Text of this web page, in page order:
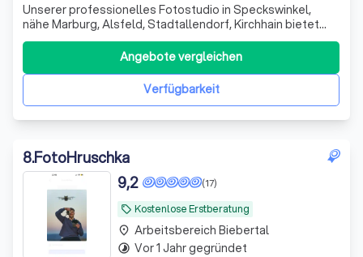
Unserer professionelles Fotostudio in Speckswinkel,
nähe Marburg, Alsfeld, Stadtallendorf, Kirchhain bietet
viele Möglichkeiten in der Familienfotografie,
Babyfotografie, Portraitfotografie, Outdoorfotografie und
Hochzeitsfotografie.Als Druckerzeugnisse, wie Fotos,
Poster, Leinwände, Wedding Trees,
Verfügbarkeit
Angebote vergleichen
8.FotoHruschka
local_offer Kostenlose Erstberatung
(17)
9,2
place Arbeitsbereich Biebertal
timelapse Vor 1 Jahr gegründet